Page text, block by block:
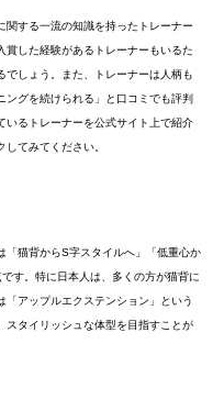
関する一流の知識を持ったトレーナー
した経験があるトレーナーもいるた
しょう。また、トレーナーは人柄も
グを続けられる」と口コミでも評判
いるトレーナーを公式サイト上で紹介
てみてください。
「猫背からS字スタイルへ」「低重心か
す。特に日本人は、多くの方が猫背に
「アップルエクステンション」という
スタイリッシュな体型を目指すことが